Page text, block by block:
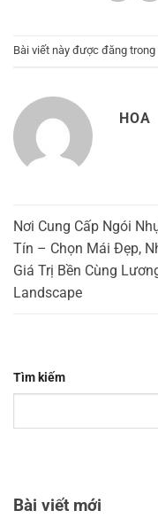
Bài viết này được đăng trong
HOA
Nơi Cung Cấp Ngói
Tín – Chọn Mái Đẹp,
Giá Trị Bền Cùng
Landscape
Tìm kiếm
Bài viết mới